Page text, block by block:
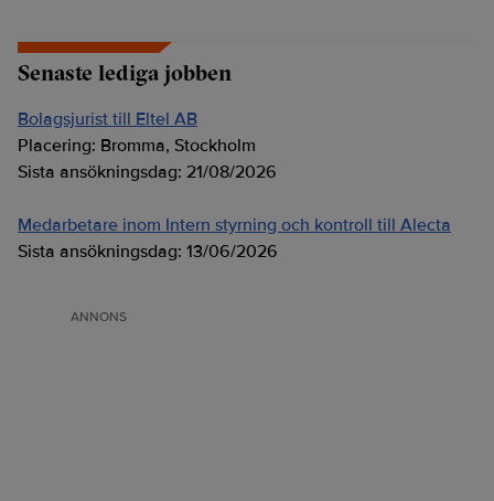
Senaste lediga jobben
Bolagsjurist till Eltel AB
Placering: Bromma, Stockholm
Sista ansökningsdag: 21/08/2026
Medarbetare inom Intern styrning och kontroll till Alecta
Sista ansökningsdag: 13/06/2026
ANNONS